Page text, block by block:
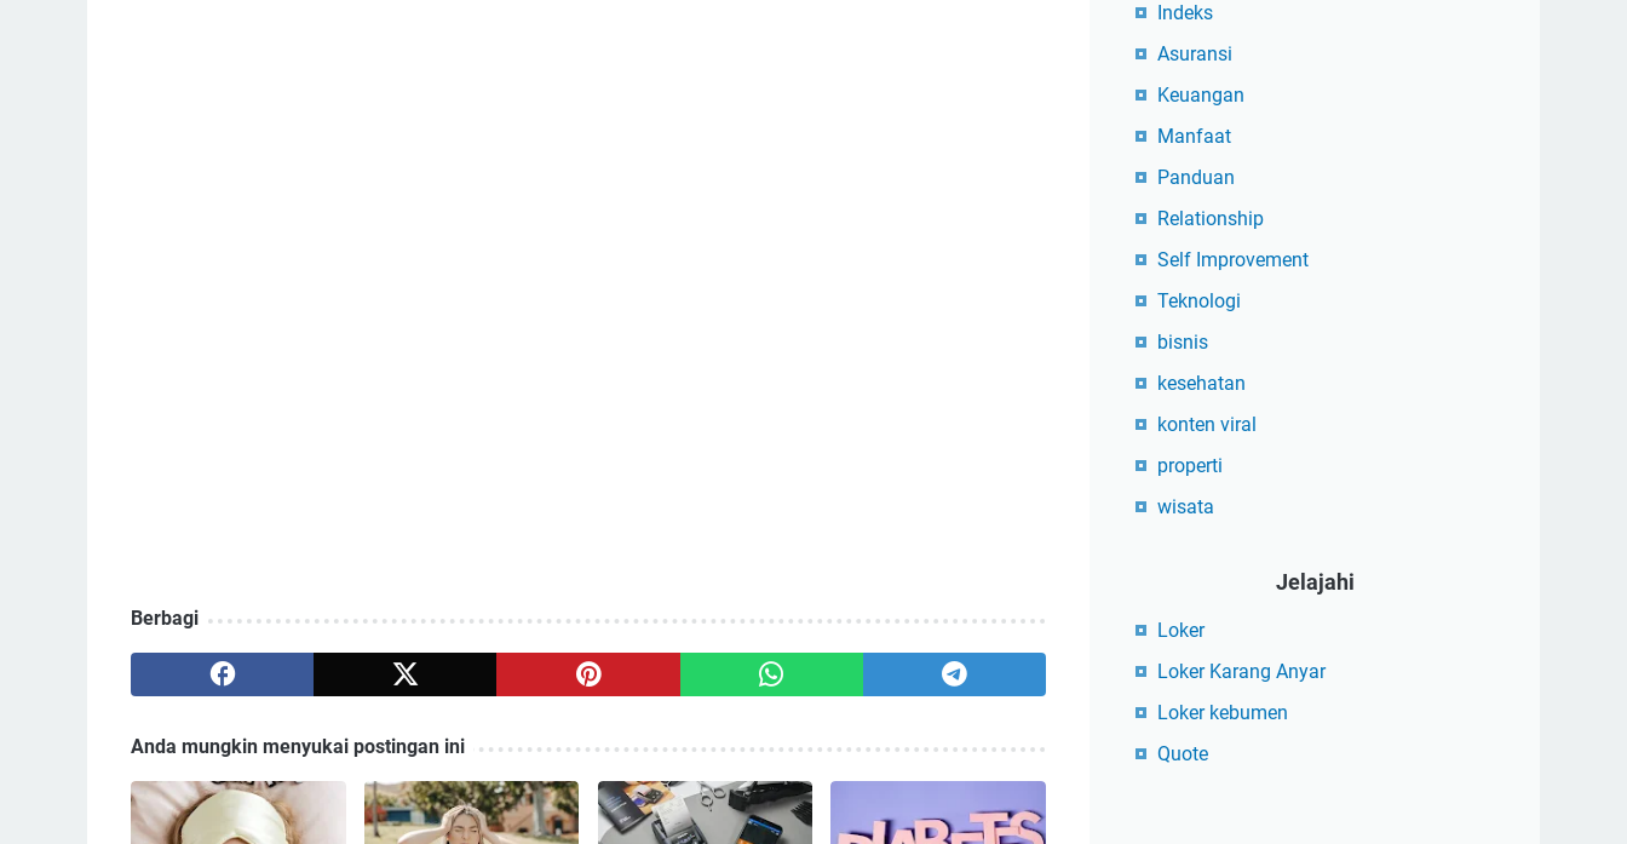
Berbagi
Anda mungkin menyukai postingan ini
Indeks
Asuransi
Keuangan
Manfaat
Panduan
Relationship
Self Improvement
Teknologi
bisnis
kesehatan
konten viral
properti
wisata
Jelajahi
Loker
Loker Karang Anyar
Loker kebumen
Quote